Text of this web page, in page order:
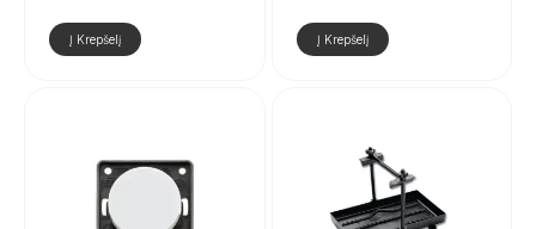
Į Krepšelį Į Krepšelį